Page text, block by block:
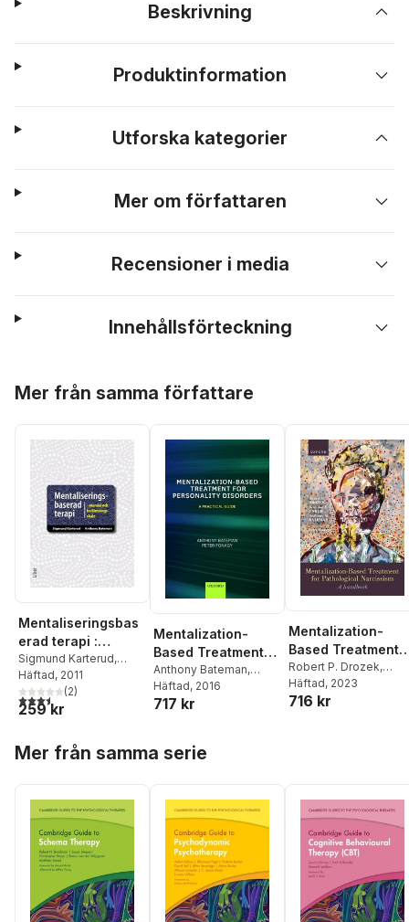
Beskrivning
Produktinformation
Utforska kategorier
Mer om författaren
Recensioner i media
Innehållsförteckning
Mer från samma författare
Mentaliseringsbas
erad terapi :
manual och
bedömningsskala
Sigmund Karterud,
Anthony Bateman
Häftad, 2011
3,5utav 5 stjärnor. Totalt antal röster:
(2)
259 kr
Mentalization-
Based Treatment
for Personality
Disorders
Anthony Bateman,
Peter Fonagy
Häftad, 2016
717 kr
Mentalization-
Based Treatment
for Pathological
Narcissism
Robert P. Drozek,
Brandon Unruh
Bateman
Häftad, 2023
716 kr
Mer från samma serie